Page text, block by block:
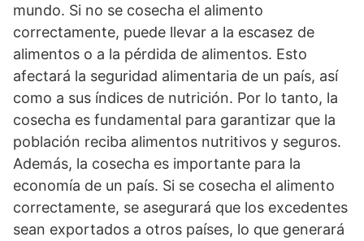
mundo. Si no se cosecha el alimento
correctamente, puede llevar a la escasez de
alimentos o a la pérdida de alimentos. Esto
afectará la seguridad alimentaria de un país, así
como a sus índices de nutrición. Por lo tanto, la
cosecha es fundamental para garantizar que la
población reciba alimentos nutritivos y seguros.
Además, la cosecha es importante para la
economía de un país. Si se cosecha el alimento
correctamente, se asegurará que los excedentes
sean exportados a otros países, lo que generará